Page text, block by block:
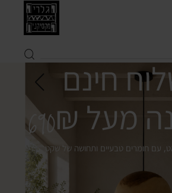
חינם
690₪
עם חומרים טבעיים ותחושה של שקט